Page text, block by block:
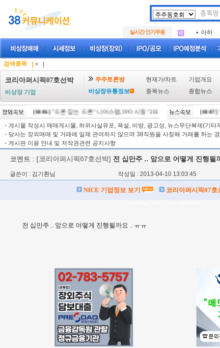
실시간 인기주동
아크로
.
삼성메
아하
.
삼성메
검색종목
코리아퍼시픽07호선박
비상장 기업
주주토론방 현재가/차트
기업개요
비상장유통정보
종목뉴스 종합뉴스
[08/06]"드론 잡는 드론" 니어스랩, IPO 시동 "2029년 방공망 체계 편입"
[08/07]"
· 게시물 작성시 매매게시물, 허위사실유포, 욕설, 비방, 광고성, 뉴스무단복제(기타
· 당사는 장외매매 및 거래에 일체 관여하지 않으며 38직원을 사칭해 거래를 하는
· 게시판 이용 안내 및 저작권관련 공지사항
코멘트 : [코리아퍼시픽07호선박] 전 십만주 .. 앞으로 어떻게 진행될
글쓴이 : 김기환님 작성일 : 2013-04-10 13:03:45
NICE 기업정보 보기 코리아퍼시픽07호
전 십만주 .. 앞으로 어떻게 진행될까요 .. ㅠㅠ